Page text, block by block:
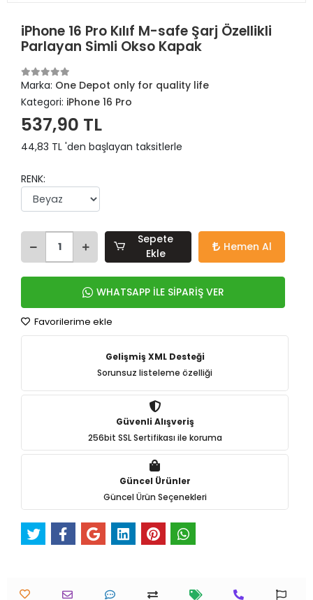
iPhone 16 Pro Kılıf M-safe Şarj Özellikli
Parlayan Simli Okso Kapak
Marka: One Depot only for quality life
Kategori: iPhone 16 Pro
537,90 TL
44,83 TL 'den başlayan taksitlerle
RENK:
Sepete
Ekle
Hemen Al
WHATSAPP İLE SİPARİŞ VER
Favorilerime ekle
Gelişmiş XML Desteği
Sorunsuz listeleme özelliği
Güvenli Alışveriş
256bit SSL Sertifikası ile koruma
Güncel Ürünler
Güncel Ürün Seçenekleri